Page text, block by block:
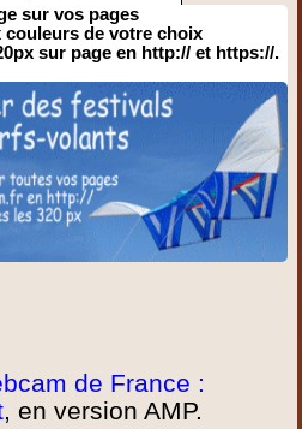
sur vos pages
couleurs de votre choix
sur page en http:// et https://.
de France :
, en version AMP.